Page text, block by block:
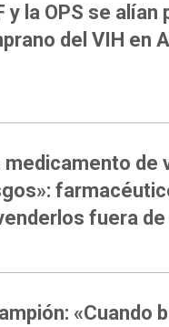
y la OPS se
del VIH en
medicamento de
fuera
«Cuando